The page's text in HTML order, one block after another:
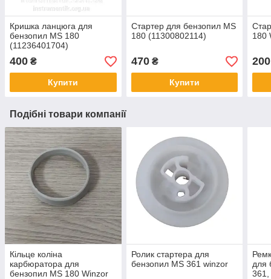
Кришка ланцюга для
бензопил MS 180
(11236401704)
400 ₴
Купити
Стартер для бензопил MS
180 (11300802114)
470₴
Купити
180
200
Подібні товари компанії
Кільце коліна
карбюратора для
бензопил MS 180 Winzor
Ролик стартера для
бензопил MS 361 winzor
для
361,